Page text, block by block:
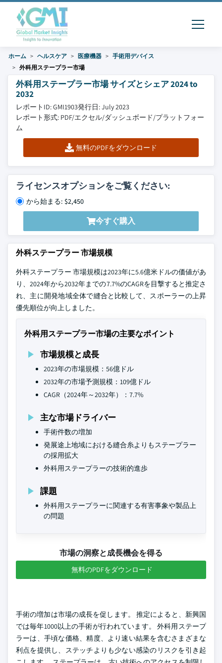
ホーム ヘルスケア 医療機器
手術用デバイス
外科用ステープラー市場
外科用ステープラー市場 サイズとシェア 2024 to
2032
レポートID: GMI1903発行日: July 2023
レポート形式: PDF/エクセル/ダッシュボード/プラットフォー
ム
無料のPDFをダウンロード
ライセンスオプションをご覧ください:
から始まる: $2,450
今すぐ購入
外科ステープラー 市場規模
外科ステープラー 市場規模は2023年に5.6億米ドルの価値があ
り、2024年から2032年までの7.7%のCAGRを目撃すると推定さ
れ、主に開発地域全体で縫合と比較して、スポーラーの上昇
優先順位が向上しました。
外科用ステープラー市場の主要なポイント
市場規模と成長
2023年の市場規模：56億ドル
2032年の市場予測規模：109億ドル
CAGR（2024年～2032年）：7.7%
主な市場ドライバー
手術件数の増加
発展途上地域における縫合糸よりもステープラー
の採用拡大
外科用ステープラーの技術的進歩
課題
外科用ステープラーに関連する有害事象や製品上
の問題
市場の洞察と成長機会を得る
無料のPDFをダウンロード
手術の増加は市場の成長を促します。 推定によると、新興国
では毎年1000以上の手術が行われています。 外科用ステープ
ラーは、手頃な価格、精度、より速い結果を含むさまざまな
利点を提供し、ステッチよりも少ない感染のリスクを引き起